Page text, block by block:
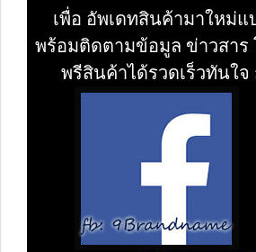
เพื่อ อัพเดทสินค้ามาใหม่
พร้อมติดตามข้อมูล ข่าวสาร
พรีสินค้าได้รวดเร็วทันใ